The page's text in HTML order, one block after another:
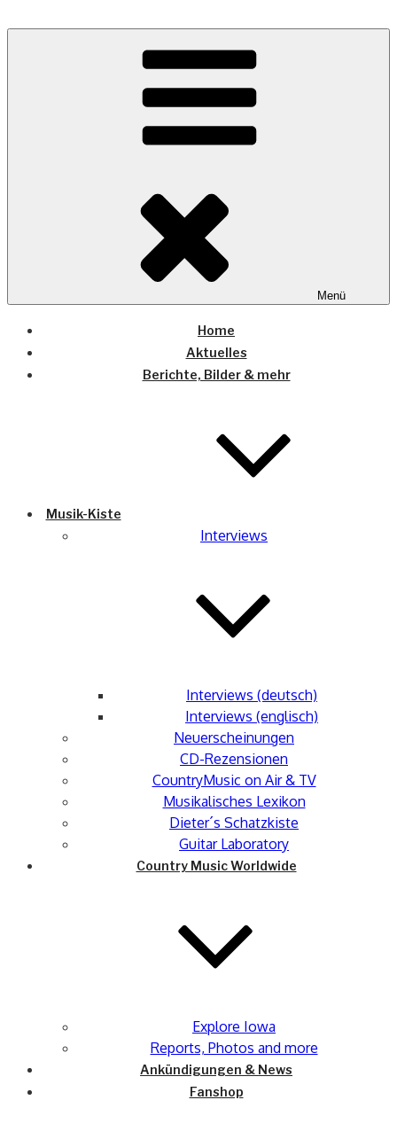
COUNTRYHOME
Wo die (Country-) Musik Zuhause ist
Menü
Home
Aktuelles
Berichte, Bilder & mehr
Musik-Kiste
Interviews
Interviews (deutsch)
Interviews (englisch)
Neuerscheinungen
CD-Rezensionen
CountryMusic on Air & TV
Musikalisches Lexikon
Dieter´s Schatzkiste
Guitar Laboratory
Country Music Worldwide
Explore Iowa
Reports, Photos and more
Ankündigungen & News
Fanshop